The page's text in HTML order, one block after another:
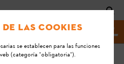
principal STIHL
las cookies
se establecen para las funciones
(categoría "obligatoria").